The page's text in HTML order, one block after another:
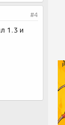
#4
1.3 и